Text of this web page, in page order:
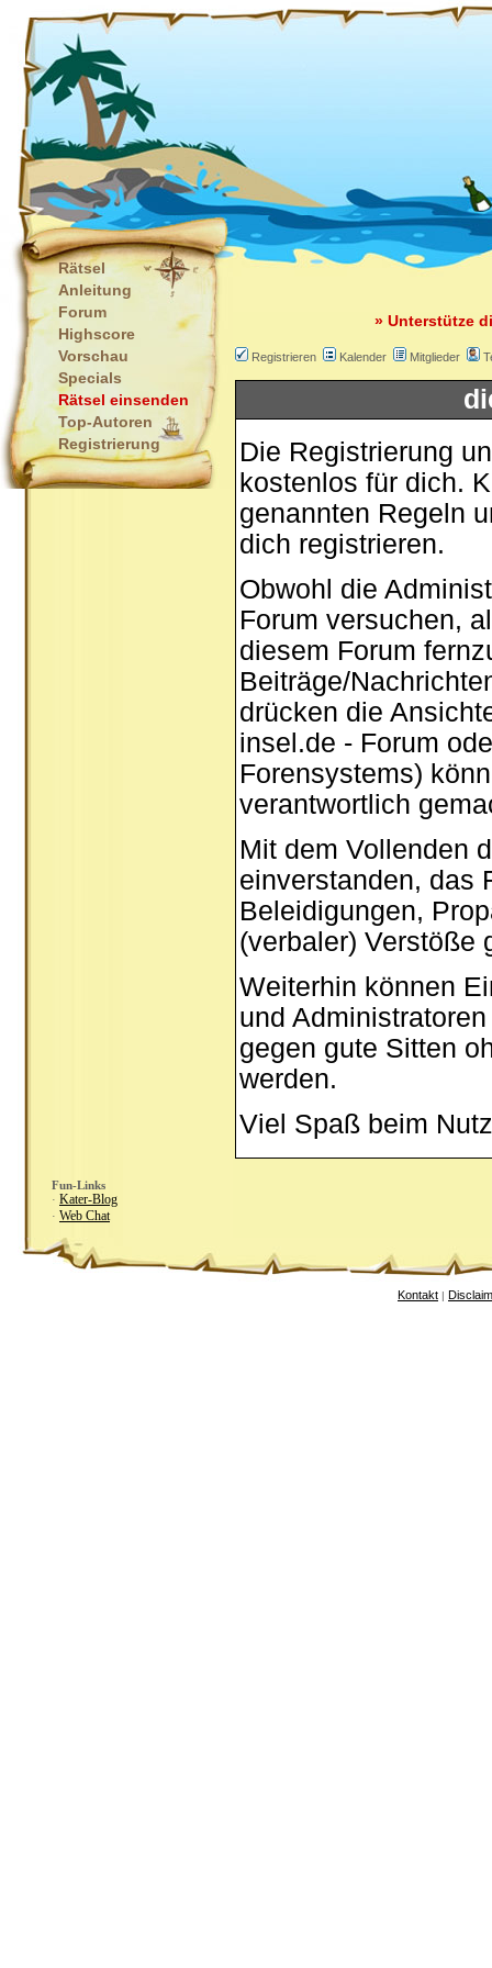
Rätsel
Anleitung
Forum
Highscore
Vorschau
Specials
Rätsel einsenden
Top-Autoren
Registrierung
Fun-Links
· Kater-Blog
· Web Chat
» Unterstütze
Registrieren Kalender Mitglieder
Die Registrierung
kostenlos für dich.
genannten Regeln
dich registrieren.
Obwohl die
Forum versuchen,
diesem Forum
Beiträge/
drücken die
insel.de - Forum
Forensystems)
verantwortlich
Mit dem Vollenden
einverstanden, das
Beleidigungen,
(verbaler) Verstöße
Weiterhin können
und
gegen gute Sitten
werden.
Viel Spaß beim
Kontakt |